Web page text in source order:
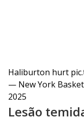
Haliburton hurt
— New York
2025
Lesão